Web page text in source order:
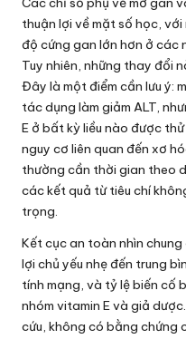
thuận lợi về mặt số học,
độ cứng gan lớn hơn ở các
Tuy nhiên, những thay đổi
Đây là một điểm cần lưu ý:
tác dụng làm giảm ALT,
E ở bất kỳ liều nào được
nguy cơ liên quan đến xơ
thường cần thời gian theo
các kết quả từ tiêu chí
trọng.
Kết cục an toàn nhìn
lợi chủ yếu nhẹ đến trung
tính mạng, và tỷ lệ biến
nhóm vitamin E và giả
cứu, không có bằng chứng